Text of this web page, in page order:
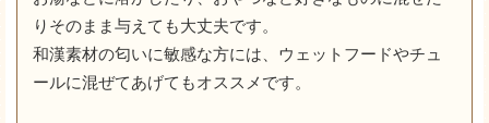
りそのまま与えても大丈夫です。
和漢素材の匂いに敏感な方には、ウェットフードやチュ
ールに混ぜてあげてもオススメです。